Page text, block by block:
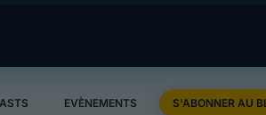
EVÈNEMENTS S'ABONNER AU